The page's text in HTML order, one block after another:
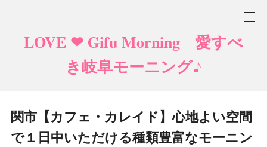
LOVE ❤ Gifu Morning 愛すべ
き岐阜モーニング♪
関市【カフェ・カレイド】心地よい空間
で１日中いただける種類豊富なモーニン